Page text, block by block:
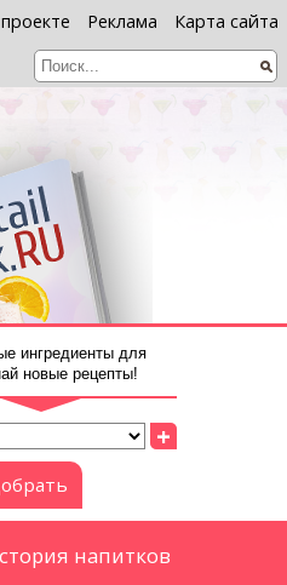
Реклама Карта сайта
ингредиенты для
новые рецепты!
+
напитков